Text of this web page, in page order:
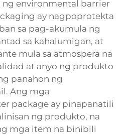
environmental barrier
ay nagpoprotekta
sa pag-akumula ng
sa kahalumigan, at
mula sa atmospera na
at anyo ng produkto
panahon ng
Ang mga
package ay pinapanatili
ng produkto, na
mga item na binibili